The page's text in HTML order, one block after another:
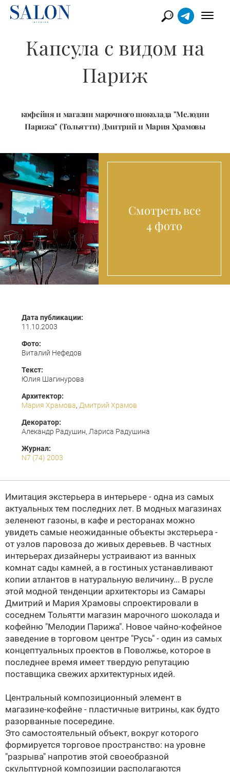
Капсула с видом на
Париж
кофейня и магазин марочного шоколада "Мелодии
Парижа" (Тольятти) Дмитрий и Мария Храмовы
Смотреть все
4 фото
Дата публикации:
11.10.2003
Фото:
Виталий Нефедов
Текст:
Юлия Шагинурова
Архитектор:
Мария Храмова, Дмитрий Храмов
Декоратор:
Алекандр Радушин, Лариса Радушина
Журнал:
N7 (74) 2003
Имитация экстерьера в интерьере - одна из самых
актуальных тем последних лет. В модных магазинах
зеленеют газоны, в кафе и ресторанах можно
увидеть самые неожиданные объекты экстерьера -
от узлов паровоза до живых деревьев. В частных
интерьерах дизайнеры устраивают из ванных
комнат сады камней, а в гостиных устанавливают
копии атлантов в натуральную величину... В русле
этой модной тенденции архитекторы из Самары
Дмитрий и Мария Храмовы спроектировали в
соседнем Тольятти магазин марочного шоколада и
кофейню "Мелодии Парижа". Новое чайно-кофейное
заведение в торговом центре "Русь" - один из самых
концептуальных проектов в Поволжье, которое в
последнее время имеет твердую репутацию
поставщика свежих архитектурных идей.
Центральный композиционный элемент в
магазине-кофейне - пластичные витрины, как будто
разорванные посередине.
Это самостоятельный объект, вокруг которого
формируется торговое пространство: на уровне
"разрыва" напротив этой своеобразной
скульптурной композиции располагаются